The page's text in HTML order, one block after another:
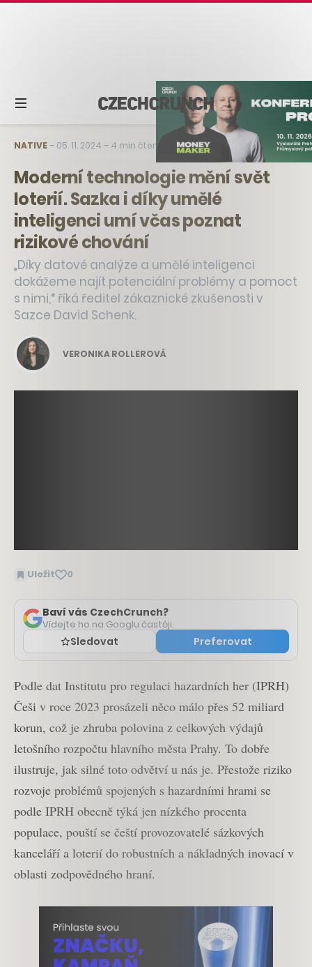
NATIVE– 05. 11. 2024 – 4 min čtení
Moderní technologie mění svět
loterií. Sazka i díky umělé
inteligenci umí včas poznat
rizikové chování
„Díky datové analýze a umělé inteligenci
dokážeme najít potenciální problémy a pomoct
s nimi,“ říká ředitel zákaznické zkušenosti v
Sazce David Schenk.
VERONIKA ROLLEROVÁ
Uložit 0
Baví vás CzechCrunch?
Vídejte ho na Googlu častěji.
Sledovat Preferovat
Podle dat Institutu pro regulaci hazardních her (IPRH)
Češi v roce 2023 prosázeli něco málo přes 52 miliard
korun, což je zhruba polovina z celkových výdajů
letošního rozpočtu hlavního města Prahy. To dobře
ilustruje, jak silné toto odvětví u nás je. Přestože riziko
rozvoje problémů spojených s hazardními hrami se
podle IPRH obecně týká jen nízkého procenta
populace, pouští se čeští provozovatelé sázkových
kanceláří a loterií do robustních a nákladných inovací v
oblasti zodpovědného hraní.